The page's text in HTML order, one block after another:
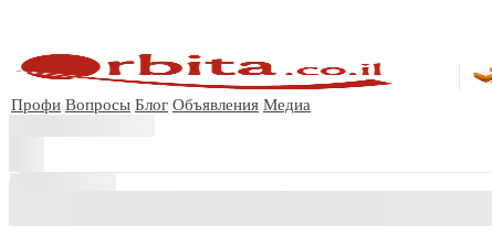
Профи Вопросы Блог Объявления Медиа